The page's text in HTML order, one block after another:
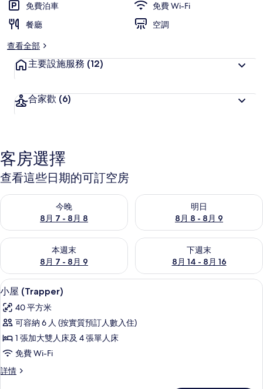
免費泊車
免費 Wi-Fi
餐廳
空調
查看全部
主要設施服務 (12)
合家歡 (6)
客房選擇
查看這些日期的可訂空房
今晚
8月 7 - 8月 8
查看今晚 8月 7 - 8月 8的可訂空房
明日
8月 8 - 8月 9
查看明日 8月 8 - 8月 9的可訂
本週末
8月 7 - 8月 9
查看本週末 8月 7 - 8月 9的可訂空房
下週末
8月 14 - 8月 16
查看下週末 8月 14 - 8月 16的
載
入
所
有
小
(Trapper)
2 間睡房、房內夾萬、遮光窗簾/窗簾
12
小屋 (Trapper)
40 平方米
可容納 6 人 (按實質預訂人數入住)
1 張加大雙人床及 4 張單人床
免費 Wi-Fi
詳情
小